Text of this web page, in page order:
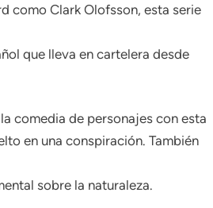
como Clark Olofsson, esta serie
que lleva en cartelera desde
comedia de personajes con esta
en una conspiración. También
sobre la naturaleza.